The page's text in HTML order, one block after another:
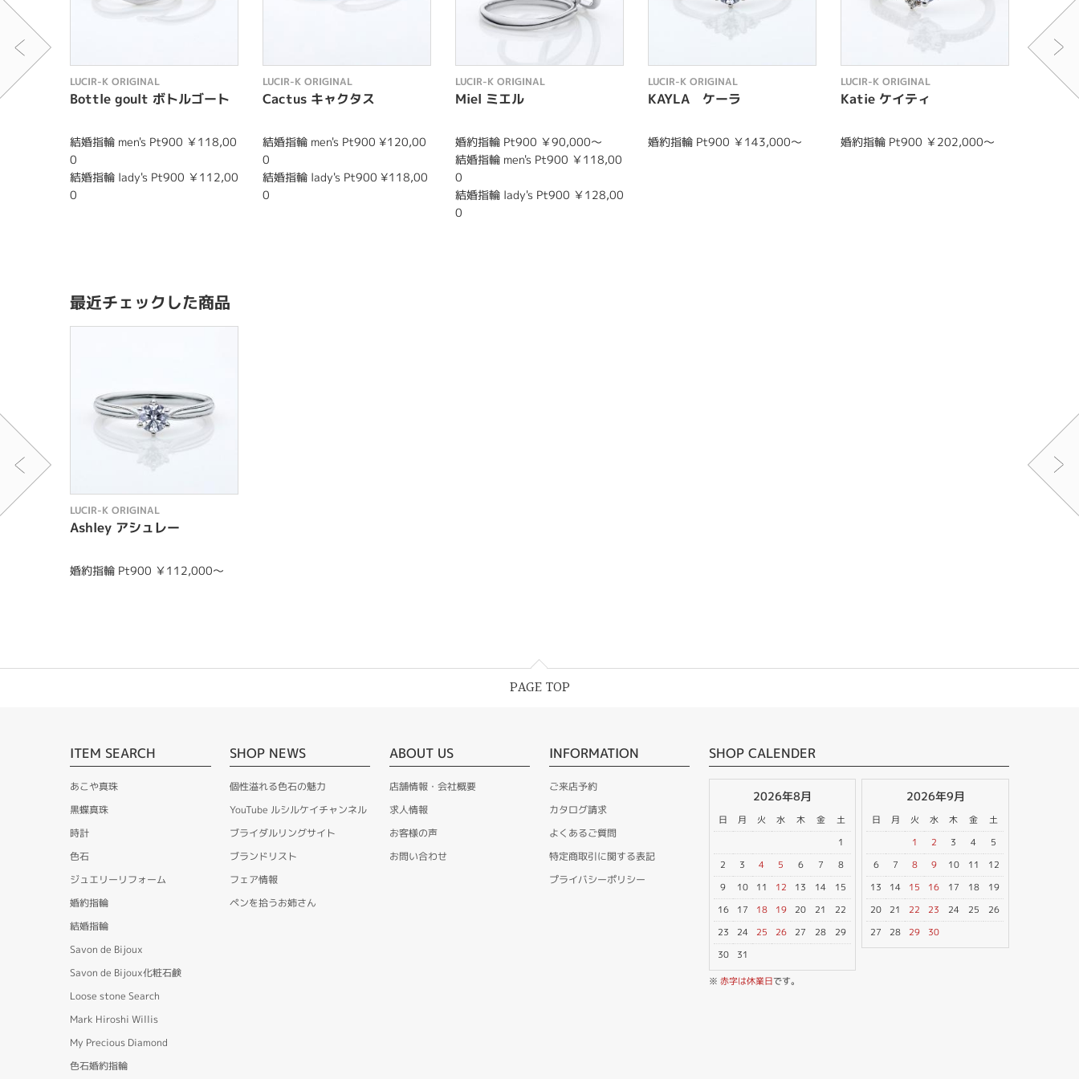
LUCIR-K ORIGINAL
Bottle goult ボトルゴート
結婚指輪 men's Pt900 ￥118,00
0
結婚指輪 lady's Pt900 ￥112,00
0
LUCIR-K ORIGINAL
Cactus キャクタス
結婚指輪 men's Pt900 ¥120,00
0
結婚指輪 lady's Pt900 ¥118,00
0
LUCIR-K ORIGINAL
Miel ミエル
婚約指輪 Pt900 ￥90,000～
結婚指輪 men's Pt900 ￥118,00
0
結婚指輪 lady's Pt900 ￥128,00
0
LUCIR-K ORIGINAL
KAYLA ケーラ
婚約指輪 Pt900 ￥143,000～
LUCIR-K ORIGINAL
Katie ケイティ
婚約指輪 Pt900 ￥202,000～
LUCIR-
Face
最近チェックした商品
LUCIR-K ORIGINAL
Ashley アシュレー
婚約指輪 Pt900 ￥112,000～
PAGE TOP
ITEM SEARCH
あこや真珠
黒蝶真珠
時計
色石
ジュエリーリフォーム
婚約指輪
結婚指輪
Savon de Bijoux
Savon de Bijoux化粧石鹸
Loose stone Search
Mark Hiroshi Willis
My Precious Diamond
色石婚約指輪
SHOP NEWS
個性溢れる色石の魅力
YouTube ルシルケイチャンネル
ブライダルリングサイト
ブランドリスト
フェア情報
ペンを拾うお姉さん
ABOUT US
店舗情報・会社概要
求人情報
お客様の声
お問い合わせ
INFORMATION
ご来店予約
カタログ請求
よくあるご質問
特定商取引に関する表記
プライバシーポリシー
SHOP CALENDER
2026年8月
日 月 火 水 木 金
土
1
2
3 4 5 6 7
8
9
10 11 12 13 14
15
16
17 18 19 20 21
22
23
24 25 26 27 28
29
30
31
2026年9月
日 月 火 水 木 金
土
1
2 3 4
5
6
7 8 9 10 11
12
13
14 15 16 17 18
19
20
21 22 23 24 25
26
27
28 29 30
※ 赤字は休業日です。